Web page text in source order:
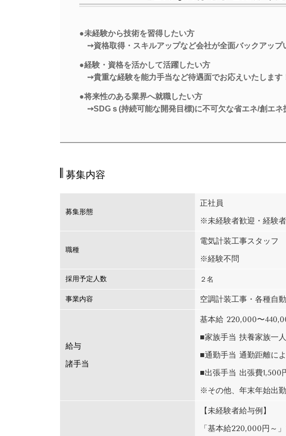
●未経験から技術を習得したい方
➙資格取得・スキルアップなど会社が全面バックアップ
●経験・資格を活かして活躍したい方
➙貴重な経験を能力手当など待遇面でお応えいたします
●将来性のある業界へ就職したい方
➙SDGｓ(持続可能な開発目標)に不可欠な省エネ/創エネ
募集内容
募集形態
正社員
※未経験者歓迎・経験
職種
電気計装工事スタッフ
※経験不問
採用予定人数 ２名
事業内容 空調計装工事・各種自
給与
諸手当
基本給 220,000〜
■家族手当 扶養家族一
■通勤手当 通勤距離に
■出張手当 出張費1,500
※その他、年末年始出
【未経験者給与例】
「基本給220,000円～